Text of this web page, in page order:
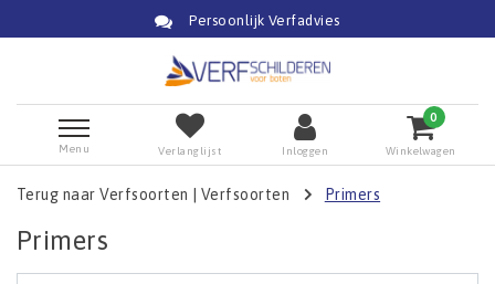
Persoonlijk Verfadvies
Menu Verlanglijst Inloggen
0
Winkelwagen
Terug naar Verfsoorten |Verfsoorten Primers
Primers